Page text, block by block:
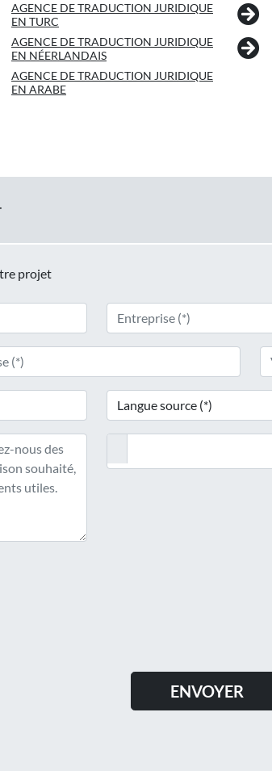
AGENCE DE TRADUCTION JURIDIQUE
EN TURC
AGENCE DE TRADUCTION JURIDIQUE
EN NÉERLANDAIS
AGENCE DE TRADUCTION JURIDIQUE
EN ARABE
projet